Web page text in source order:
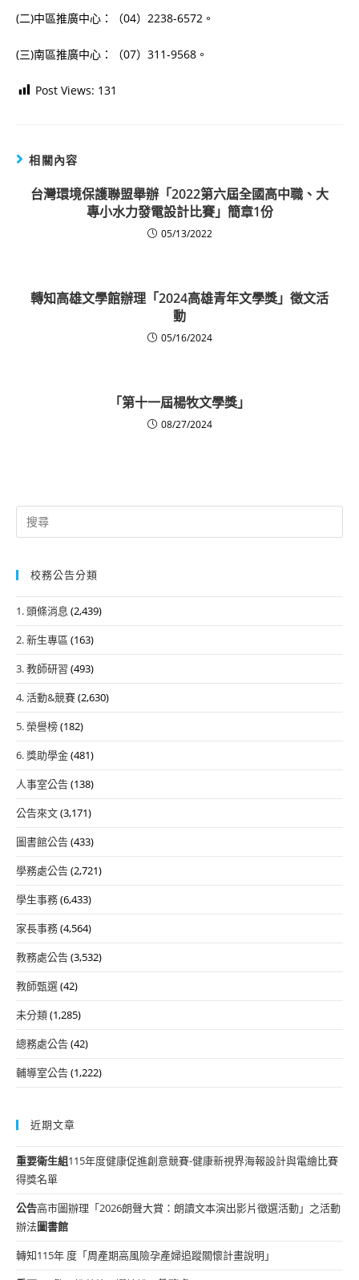
(二)中區推廣中心：（04）2238-6572。
(三)南區推廣中心：（07）311-9568。
Post Views: 131
相關內容
台灣環境保護聯盟舉辦「2022第六屆全國高中職、大
專小水力發電設計比賽」簡章1份
05/13/2022
轉知高雄文學館辦理「2024高雄青年文學獎」徵文活
動
05/16/2024
「第十一屆楊牧文學獎」
08/27/2024
Search
for:
校務公告分類
1. 頭條消息 (2,439)
2. 新生專區 (163)
3. 教師研習 (493)
4. 活動&競賽(2,630)
5. 榮譽榜(182)
6. 獎助學金(481)
人事室公告(138)
公告來文(3,171)
圖書館公告(433)
學務處公告(2,721)
學生事務(6,433)
家長事務(4,564)
教務處公告(3,532)
教師甄選(42)
未分類(1,285)
總務處公告(42)
輔導室公告(1,222)
近期文章
重要衛生組115年度健康促進創意競賽-健康新視界海報設計與電繪比賽
得獎名單
公告高市圖辦理「2026朗聲大賞：朗讀文本演出影片徵選活動」之活動
辦法圖書館
轉知115年 度「周產期高風險孕產婦追蹤關懷計畫說明」